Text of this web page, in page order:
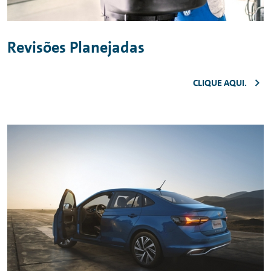
Revisões Planejadas
CLIQUE AQUI.